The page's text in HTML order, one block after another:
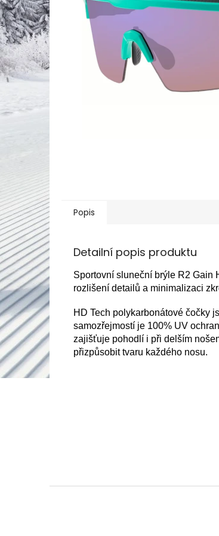
Popis
Detailní popis produktu
Sportovní sluneční brýle R2 Gain
rozlišení detailů a minimalizaci
HD Tech polykarbonátové čočky
samozřejmostí je 100% UV
zajišťuje pohodlí i při delším
přizpůsobit tvaru každého nosu.